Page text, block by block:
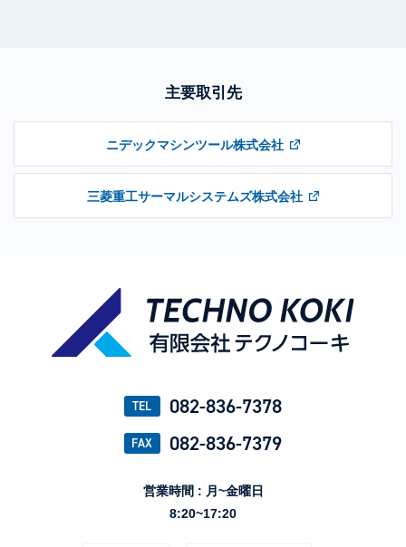
主要取引先
ニデックマシンツール株式会社
三菱重工サーマルシステムズ株式会社
TEL 082-836-7378
FAX 082-836-7379
営業時間 : 月~金曜日
8:20~17:20